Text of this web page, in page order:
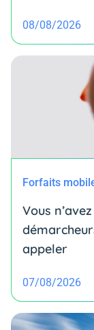
08/08/2026
Forfaits
Vous
appeler
07/08/2026